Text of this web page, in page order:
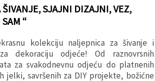
SJAJNI DIZAJNI, VEZ,
“
kolekciju naljepnica za šivanje i
dekoraciju odjeće! Od raznovrsnih
za svakodnevnu odjeću do platnenih
jelki, savršenih za DIY projekte, božićne